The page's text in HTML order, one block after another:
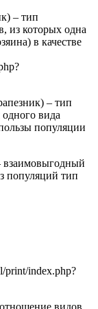
– тип
из которых одна
в качестве
– тип
вида
популяции
взаимовыгодный
популяций тип
print/index.php?
видов